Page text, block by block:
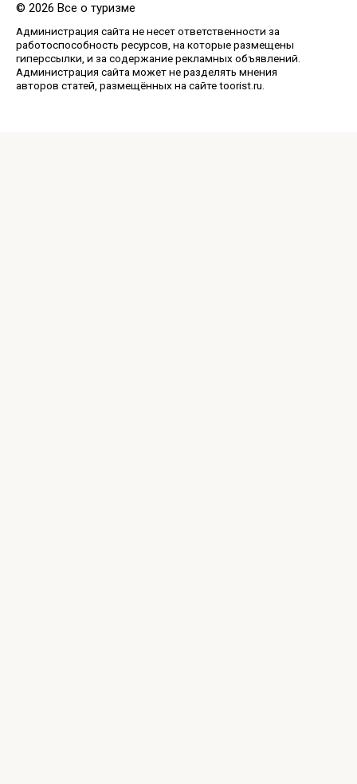
© 2026 Все о туризме
Администрация сайта не несет ответственности за
работоспособность ресурсов, на которые размещены
гиперссылки, и за содержание рекламных объявлений.
Администрация сайта может не разделять мнения
авторов статей, размещённых на сайте toorist.ru.